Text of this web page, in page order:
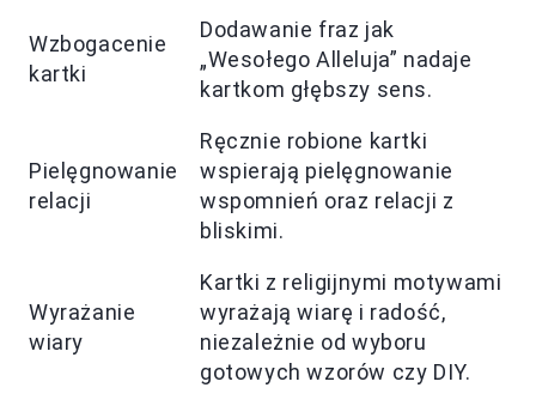
Wzbogacenie
kartki
Dodawanie fraz jak
„Wesołego Alleluja” nadaje
kartkom głębszy sens.
Pielęgnowanie
relacji
Ręcznie robione kartki
wspierają pielęgnowanie
wspomnień oraz relacji z
bliskimi.
Wyrażanie
wiary
Kartki z religijnymi motywami
wyrażają wiarę i radość,
niezależnie od wyboru
gotowych wzorów czy DIY.